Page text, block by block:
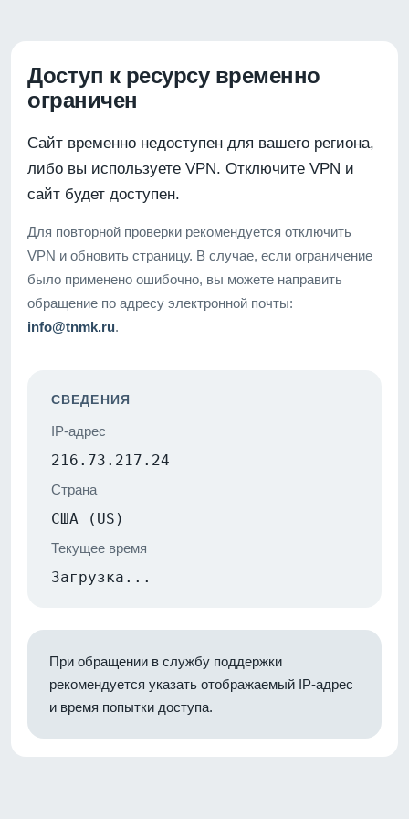
Доступ к ресурсу временно
ограничен
Сайт временно недоступен для вашего региона,
либо вы используете VPN. Отключите VPN и
сайт будет доступен.
Для повторной проверки рекомендуется отключить
VPN и обновить страницу. В случае, если ограничение
было применено ошибочно, вы можете направить
обращение по адресу электронной почты:
info@tnmk.ru.
СВЕДЕНИЯ
IP-адрес
216.73.217.24
Страна
США (US)
Текущее время
Загрузка...
При обращении в службу поддержки
рекомендуется указать отображаемый IP-адрес
и время попытки доступа.